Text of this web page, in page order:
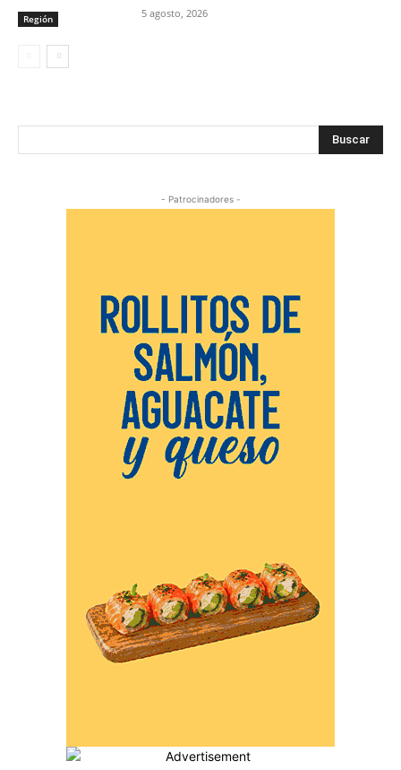
Región 5 agosto, 2026
Buscar
- Patrocinadores -